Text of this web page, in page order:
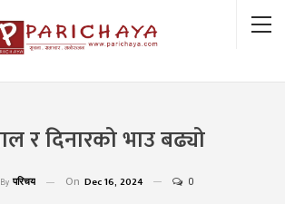
र दिनारको भाउ बढ्यो
By परिचय On Dec 16, 2024 0